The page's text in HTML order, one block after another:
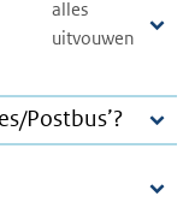
Postbus’?